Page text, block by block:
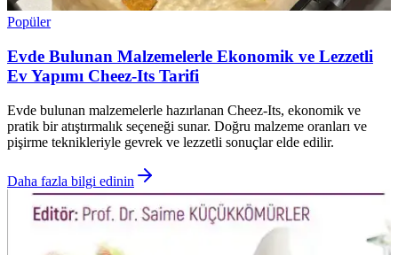
Popüler
Evde Bulunan Malzemelerle Ekonomik ve Lezzetli
Ev Yapımı Cheez-Its Tarifi
Evde bulunan malzemelerle hazırlanan Cheez-Its, ekonomik ve
pratik bir atıştırmalık seçeneği sunar. Doğru malzeme oranları ve
pişirme teknikleriyle gevrek ve lezzetli sonuçlar elde edilir.
Daha fazla bilgi edinin